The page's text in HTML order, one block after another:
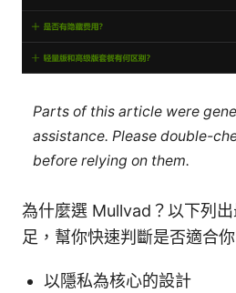
Parts of this article were
assistance. Please double-
before relying on them.
為什麼選 Mullvad？以下列
足，幫你快速判斷是否適合你
以隱私為核心的設計